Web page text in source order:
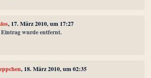
, 17. März 2010, um 17:27
Eintrag wurde entfernt.
, 18. März 2010, um 02:35